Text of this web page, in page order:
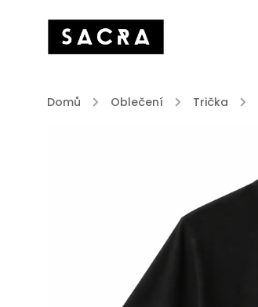
Domů / Oblečení / Trička /